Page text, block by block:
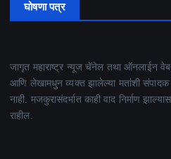
घोषणा पत्र
जागृत महाराष्ट्र न्यूज चॅनेल तथा ऑनलाईन वेब
आणि लेखामधुन व्यक्त झालेल्या मतांशी
नाही. मजकुरासंदर्भात काही वाद निर्माण
राहील.